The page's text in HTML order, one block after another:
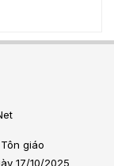
giáo
17/10/2025